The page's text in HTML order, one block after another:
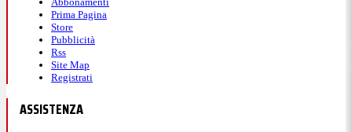
Prima Pagina
Store
Pubblicità
Rss
Site Map
Registrati
ASSISTENZA